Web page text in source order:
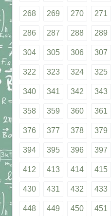
268 269 270 271
286 287 288 289
304 305 306 307
322 323 324 325
340 341 342 343
358 359 360 361
376 377 378 379
394 395 396 397
412 413 414 415
430 431 432 433
448 449 450 451